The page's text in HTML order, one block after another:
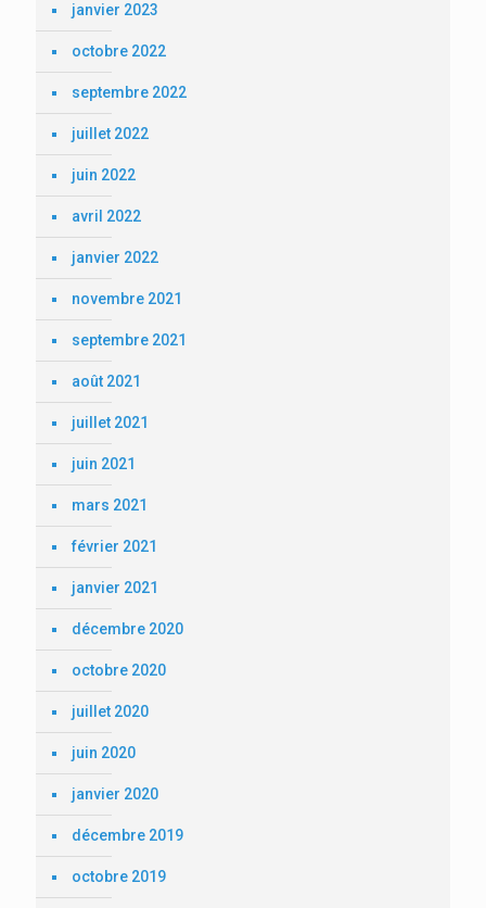
janvier 2023
octobre 2022
septembre 2022
juillet 2022
juin 2022
avril 2022
janvier 2022
novembre 2021
septembre 2021
août 2021
juillet 2021
juin 2021
mars 2021
février 2021
janvier 2021
décembre 2020
octobre 2020
juillet 2020
juin 2020
janvier 2020
décembre 2019
octobre 2019